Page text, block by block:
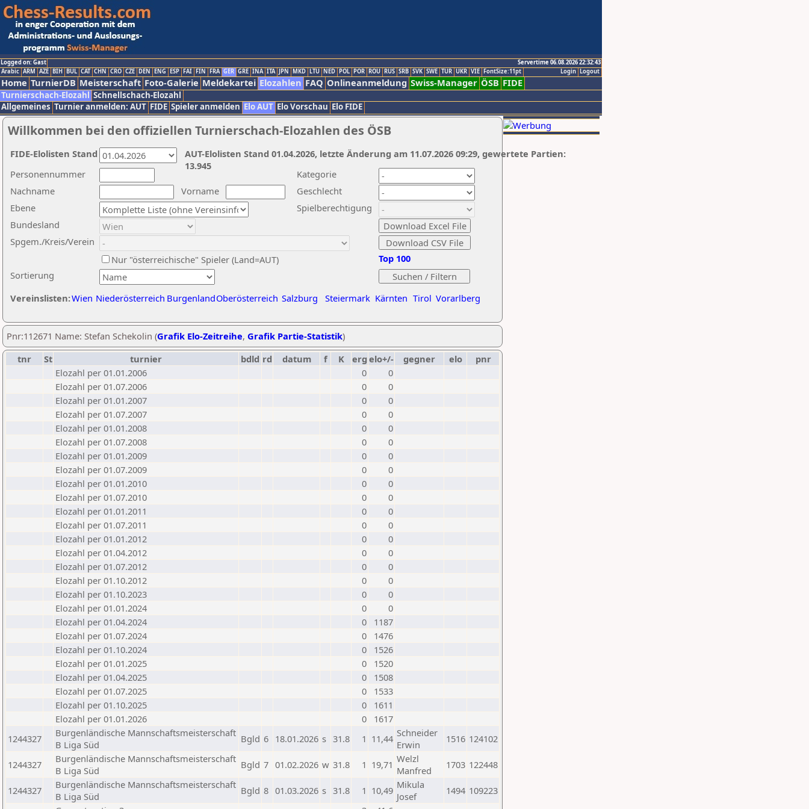
Logged on: Gast
Servertime 06.08.2026 22:32:43
Logout
Login
Arabic ARM AZE BIH BUL CAT CHN CRO CZE DEN ENG ESP FAI FIN FRA GER GRE INA ITA JPN MKD LTU NED POL POR ROU RUS SRB SVK SWE TUR UKR VIE FontSize:11pt
Home TurnierDB Meisterschaft Foto-Galerie Meldekartei Elozahlen FAQ Onlineanmeldung Swiss-Manager ÖSB FIDE
Turnierschach-Elozahl Schnellschach-Elozahl
Allgemeines Turnier anmelden: AUT FIDE Spieler anmelden Elo AUT Elo Vorschau Elo FIDE
Willkommen bei den offiziellen Turnierschach-Elozahlen des ÖSB
Nachname
Vorname
Ebene
Kategorie
Sortierung
Personennummer
Bundesland
Spgem./Kreis/Verein
Geschlecht
Nur "österreichische" Spieler (Land=AUT)
Spielberechtigung
Vereinslisten:Wien Niederösterreich BurgenlandOberösterreich Salzburg Steiermark Kärnten Tirol Vorarlberg
Top 100
AUT-Elolisten Stand 01.04.2026, letzte Änderung am 11.07.2026 09:29, gewertete Partien:
13.945
FIDE-Elolisten Stand
Pnr:112671 Name: Stefan Schekolin (Grafik Elo-Zeitreihe, Grafik Partie-Statistik)
tnr
St turnier bdld rd datum f K erg elo+/- gegner elo
pnr
Elozahl per 01.01.2006
0
0
Elozahl per 01.07.2006
0
0
Elozahl per 01.01.2007
0
0
Elozahl per 01.07.2007
0
0
Elozahl per 01.01.2008
0
0
Elozahl per 01.07.2008
0
0
Elozahl per 01.01.2009
0
0
Elozahl per 01.07.2009
0
0
Elozahl per 01.01.2010
0
0
Elozahl per 01.07.2010
0
0
Elozahl per 01.01.2011
0
0
Elozahl per 01.07.2011
0
0
Elozahl per 01.01.2012
0
0
Elozahl per 01.04.2012
0
0
Elozahl per 01.07.2012
0
0
Elozahl per 01.10.2012
0
0
Elozahl per 01.10.2023
0
0
Elozahl per 01.01.2024
0
0
Elozahl per 01.04.2024
0
1187
Elozahl per 01.07.2024
0
1476
Elozahl per 01.10.2024
0
1526
Elozahl per 01.01.2025
0
1520
Elozahl per 01.04.2025
0
1508
Elozahl per 01.07.2025
0
1533
Elozahl per 01.10.2025
0
1611
Elozahl per 01.01.2026
0
1617
1244327
Burgenländische Mannschaftsmeisterschaft
B Liga Süd
Bgld 6 18.01.2026 s 31.8 1 11,44 Schneider
Erwin
1516 124102
1244327
Burgenländische Mannschaftsmeisterschaft
B Liga Süd
Bgld 7 01.02.2026 w 31.8 1 19,71 Welzl
Manfred
1703 122448
1244327
Burgenländische Mannschaftsmeisterschaft
B Liga Süd
Bgld 8 01.03.2026 s 31.8 1 10,49 Mikula
Josef
1494 109223